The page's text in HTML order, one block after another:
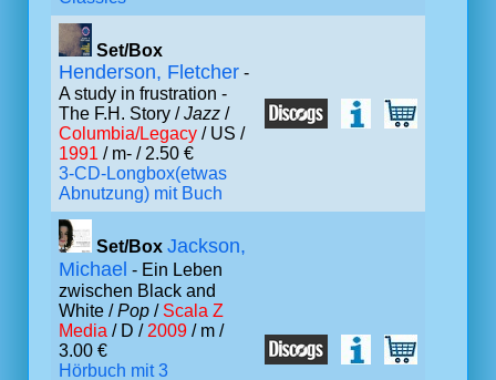
Set/Box
Henderson, Fletcher -
A study in frustration -
The F.H. Story /Jazz /
Columbia/Legacy / US /
1991 / m- / 2.50 €
3-CD-Longbox(etwas
Abnutzung) mit Buch
Set/Box Jackson,
Michael - Ein Leben
zwischen Black and
White /Pop / Scala Z
Media / D / 2009 / m /
3.00 €
Hörbuch mit 3